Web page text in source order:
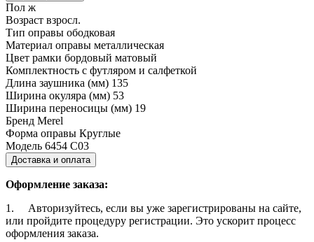
Пол ж
Возраст взросл.
Тип оправы ободковая
Материал оправы металлическая
Цвет рамки бордовый матовый
Комплектность с футляром и салфеткой
Длина заушника (мм) 135
Ширина окуляра (мм) 53
Ширина переносицы (мм) 19
Бренд Merel
Форма оправы Круглые
Модель 6454 C03
Доставка и оплата
Оформление заказа:
1. Авторизуйтесь, если вы уже зарегистрированы на сайте,
или пройдите процедуру регистрации. Это ускорит процесс
оформления заказа.